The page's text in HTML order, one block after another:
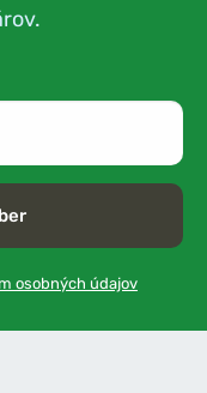
osobných údajov